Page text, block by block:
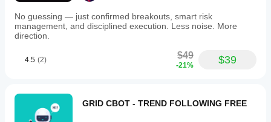
No guessing — just confirmed breakouts, smart risk
management, and disciplined execution. Less noise. More
direction.
4.5 (2) $49
-21% $39
GRID CBOT - TREND FOLLOWING FREE